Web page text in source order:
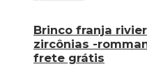
Brinco franja
zircônias -
frete grátis